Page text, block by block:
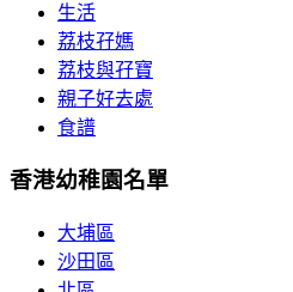
生活
荔枝孖媽
荔枝與孖寶
親子好去處
食譜
香港幼稚園名單
大埔區
沙田區